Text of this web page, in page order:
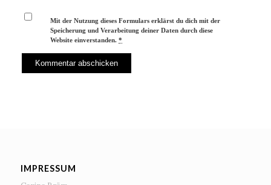
Mit der Nutzung dieses Formulars erklärst du dich mit der
Speicherung und Verarbeitung deiner Daten durch diese
Website einverstanden.*
IMPRESSUM